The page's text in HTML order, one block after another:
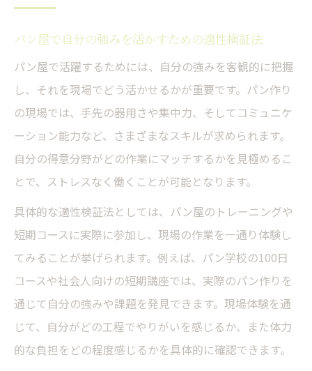
パン屋で自分の強みを活かすための適性検証法
パン屋で活躍するためには、自分の強みを客観的に把握
し、それを現場でどう活かせるかが重要です。パン作り
の現場では、手先の器用さや集中力、そしてコミュニケ
ーション能力など、さまざまなスキルが求められます。
自分の得意分野がどの作業にマッチするかを見極めるこ
とで、ストレスなく働くことが可能となります。
具体的な適性検証法としては、パン屋のトレーニングや
短期コースに実際に参加し、現場の作業を一通り体験し
てみることが挙げられます。例えば、パン学校の100日
コースや社会人向けの短期講座では、実際のパン作りを
通じて自分の強みや課題を発見できます。現場体験を通
じて、自分がどの工程でやりがいを感じるか、また体力
的な負担をどの程度感じるかを具体的に確認できます。